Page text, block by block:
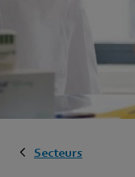
Secteurs